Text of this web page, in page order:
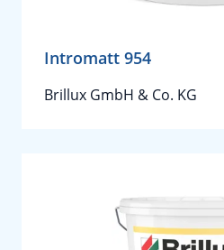
Intromatt 954
Brillux GmbH & Co. KG